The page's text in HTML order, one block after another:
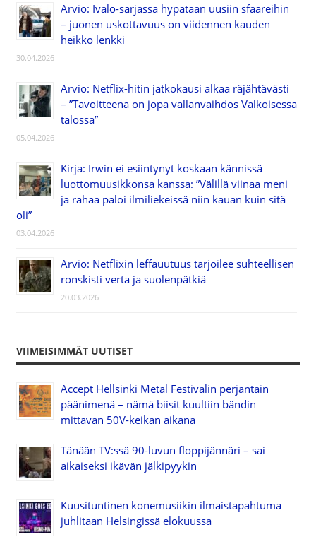
Arvio: Ivalo-sarjassa hypätään uusiin sfääreihin
– juonen uskottavuus on viidennen kauden
heikko lenkki
30.04.2026
Arvio: Netflix-hitin jatkokausi alkaa räjähtävästi
– ”Tavoitteena on jopa vallanvaihdos Valkoisessa
talossa”
05.04.2026
Kirja: Irwin ei esiintynyt koskaan kännissä
luottomuusikkonsa kanssa: ”Välillä viinaa meni
ja rahaa paloi ilmiliekeissä niin kauan kuin sitä
oli”
03.04.2026
Arvio: Netflixin leffauutuus tarjoilee suhteellisen
ronskisti verta ja suolenpätkiä
20.03.2026
VIIMEISIMMÄT UUTISET
Accept Hellsinki Metal Festivalin perjantain
päänimenä – nämä biisit kuultiin bändin
mittavan 50V-keikan aikana
Tänään TV:ssä 90-luvun floppijännäri – sai
aikaiseksi ikävän jälkipyykin
Kuusituntinen konemusiikin ilmaistapahtuma
juhlitaan Helsingissä elokuussa